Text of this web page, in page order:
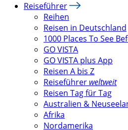
Reiseführer
Reihen
Reisen in Deutschland
1000 Places To See
GO VISTA
GO VISTA plus App
Reisen A bis Z
Reiseführer weltweit
Reisen Tag für Tag
Australien &
Afrika
Nordamerika